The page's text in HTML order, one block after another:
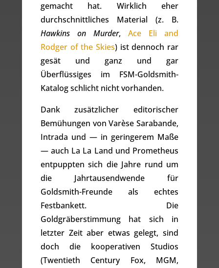
gemacht hat. Wirklich eher
durchschnittliches Material (z. B.
Hawkins on Murder,Ace Eli and
Rodger of the Skies) ist dennoch rar
gesät und ganz und gar
Überflüssiges im FSM-Goldsmith-
Katalog schlicht nicht vorhanden.
Dank zusätzlicher editorischer
Bemühungen von Varèse Sarabande,
Intrada und — in geringerem Maße
— auch La La Land und Prometheus
entpuppten sich die Jahre rund um
die Jahrtausendwende für
Goldsmith-Freunde als echtes
Festbankett. Die
Goldgräberstimmung hat sich in
letzter Zeit aber etwas gelegt, sind
doch die kooperativen Studios
(Twentieth Century Fox, MGM,